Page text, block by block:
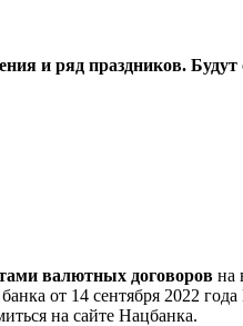
и ряд праздников.
валютных договоров на
от 14 сентября 2022
на сайте Нацбанка.